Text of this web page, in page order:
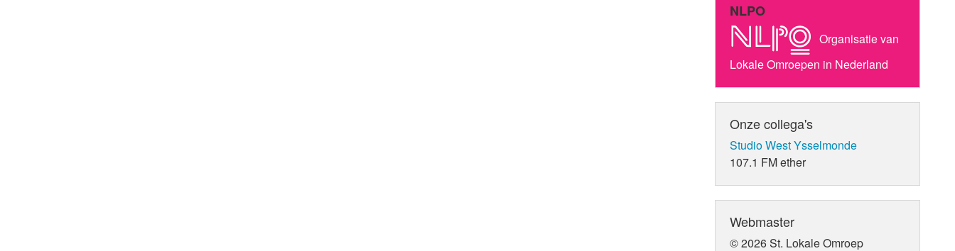
NLPO
Organisatie van
Lokale Omroepen in Nederland
Onze collega's
Studio West Ysselmonde
107.1 FM ether
Webmaster
© 2026 St. Lokale Omroep